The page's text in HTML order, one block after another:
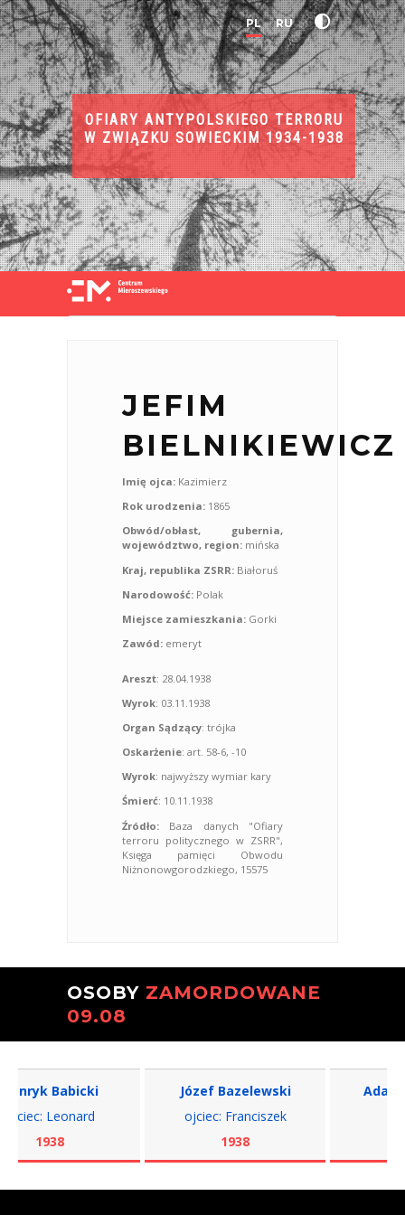
PL RU
OFIARY ANTYPOLSKIEGO TERRORU
W ZWIĄZKU SOWIECKIM 1934-1938
JEFIM
BIELNIKIEWICZ
Imię ojca: Kazimierz
Rok urodzenia: 1865
Obwód/obłast, gubernia,
województwo, region: mińska
Kraj, republika ZSRR: Białoruś
Narodowość: Polak
Miejsce zamieszkania: Gorki
Zawód: emeryt
Areszt: 28.04.1938
Wyrok: 03.11.1938
Organ Sądzący: trójka
Oskarżenie: art. 58-6, -10
Wyrok: najwyższy wymiar kary
Śmierć: 10.11.1938
Źródło: Baza danych "Ofiary
terroru politycznego w ZSRR",
Księga pamięci Obwodu
Niżnonowgorodzkiego, 15575
OSOBY ZAMORDOWANE
09.08
Babicki
Leonard
1938
Józef Bazelewski
ojciec: Franciszek
1938
Adam